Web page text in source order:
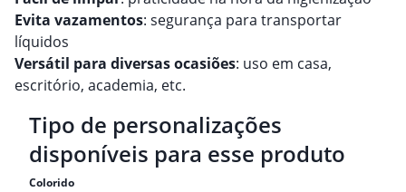
Evita vazamentos: segurança para transportar
líquidos
Versátil para diversas ocasiões: uso em casa,
escritório, academia, etc.
Tipo de personalizações
disponíveis para esse produto
Colorido